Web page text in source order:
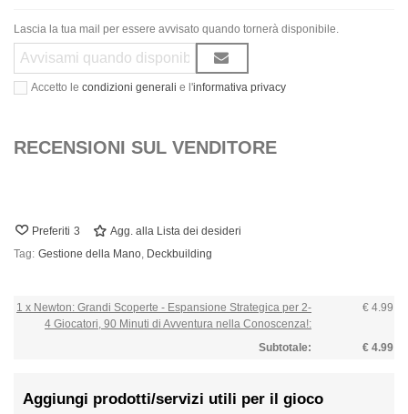
Lascia la tua mail per essere avvisato quando tornerà disponibile.
Accetto le condizioni generali e l'informativa privacy
RECENSIONI SUL VENDITORE
Preferiti 3
Agg. alla Lista dei desideri
Tag: Gestione della Mano, Deckbuilding
1 x Newton: Grandi Scoperte - Espansione Strategica per 2-
4 Giocatori, 90 Minuti di Avventura nella Conoscenza!:
€ 4.99
Subtotale: € 4.99
Aggiungi prodotti/servizi utili per il gioco